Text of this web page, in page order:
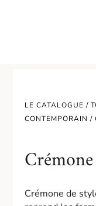
LE CATALOGUE /
CONTEMPORAIN /
Crémone de